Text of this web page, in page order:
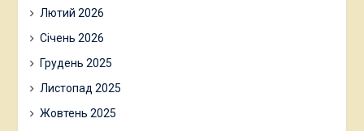
Лютий 2026
Січень 2026
Грудень 2025
Листопад 2025
Жовтень 2025